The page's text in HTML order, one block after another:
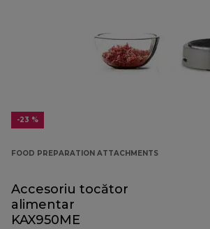
-23 %
FOOD PREPARATION ATTACHMENTS
Accesoriu tocător
alimentar
KAX950ME